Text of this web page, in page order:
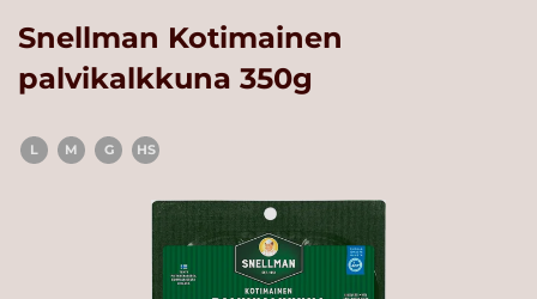
Snellman Kotimainen
palvikalkkuna 350g
L M G HS